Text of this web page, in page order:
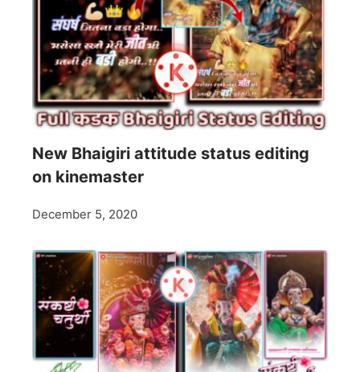
New Bhaigiri attitude status editing
on kinemaster
December 5, 2020